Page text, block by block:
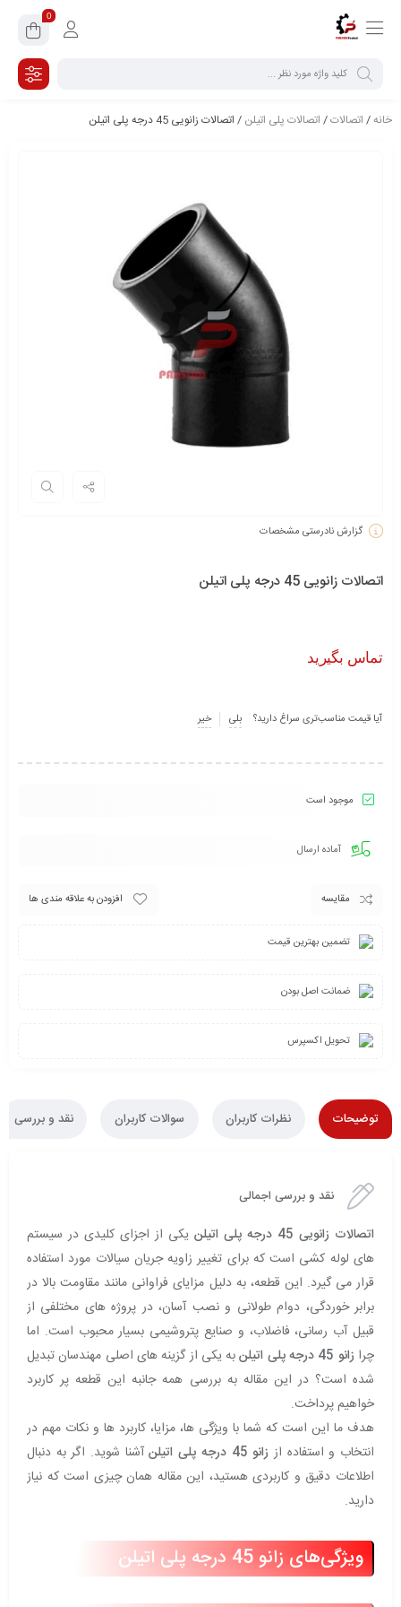
0
خانه/ اتصالات/ اتصالات پلی اتیلن / اتصالات زانویی 45 درجه پلی اتیلن
گزارش نادرستی مشخصات
اتصالات زانویی 45 درجه پلی اتیلن
تماس بگیرید
آیا قیمت مناسب‌تری سراغ دارید؟ بلی خیر
موجود است
آماده ارسال
مقایسه افزودن به علاقه مندی ها
تضمین بهترین قیمت
ضمانت اصل بودن
تحویل اکسپرس
توضیحات نظرات کاربران سوالات کاربران نقد و بررسی
نقد و بررسی اجمالی
اتصالات زانویی 45 درجه پلی اتیلن
یکی از اجزای کلیدی در سیستم‌
های لوله‌ کشی است که برای تغییر زاویه جریان سیالات مورد استفاده
قرار می‌ گیرد. این قطعه، به دلیل مزایای فراوانی مانند مقاومت بالا در
برابر خوردگی، دوام طولانی و نصب آسان، در پروژه‌ های مختلفی از
قبیل آب‌ رسانی، فاضلاب، و صنایع پتروشیمی بسیار محبوب است. اما
چرا زانو 45 درجه پلی اتیلن
به یکی از گزینه‌ های اصلی مهندسان تبدیل
شده است؟ در این مقاله به بررسی همه‌ جانبه این قطعه پر کاربرد
خواهیم پرداخت.
هدف ما این است که شما با ویژگی‌ ها، مزایا، کاربرد ها و نکات مهم در
انتخاب و استفاده از زانو 45 درجه پلی اتیلن
آشنا شوید. اگر به دنبال
اطلاعات دقیق و کاربردی هستید، این مقاله همان چیزی است که نیاز
دارید.
ویژگی‌های زانو 45 درجه پلی اتیلن